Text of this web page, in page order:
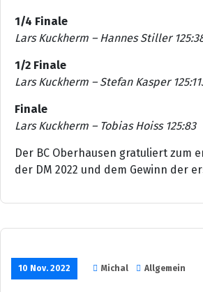
1/4 Finale
Lars Kuckherm – Hannes Stiller
1/2 Finale
Lars Kuckherm – Stefan Kasper
Finale
Lars Kuckherm – Tobias Hoiss 125:83
Der BC Oberhausen gratuliert zum
der DM 2022 und dem Gewinn der
10 Nov. 2022 Michal Allgemein